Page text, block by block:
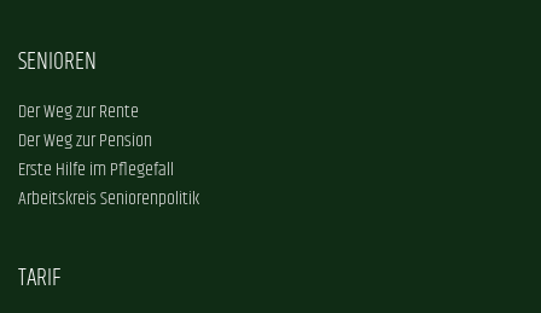
SENIOREN
Der Weg zur Rente
Der Weg zur Pension
Erste Hilfe im Pflegefall
Arbeitskreis Seniorenpolitik
TARIF